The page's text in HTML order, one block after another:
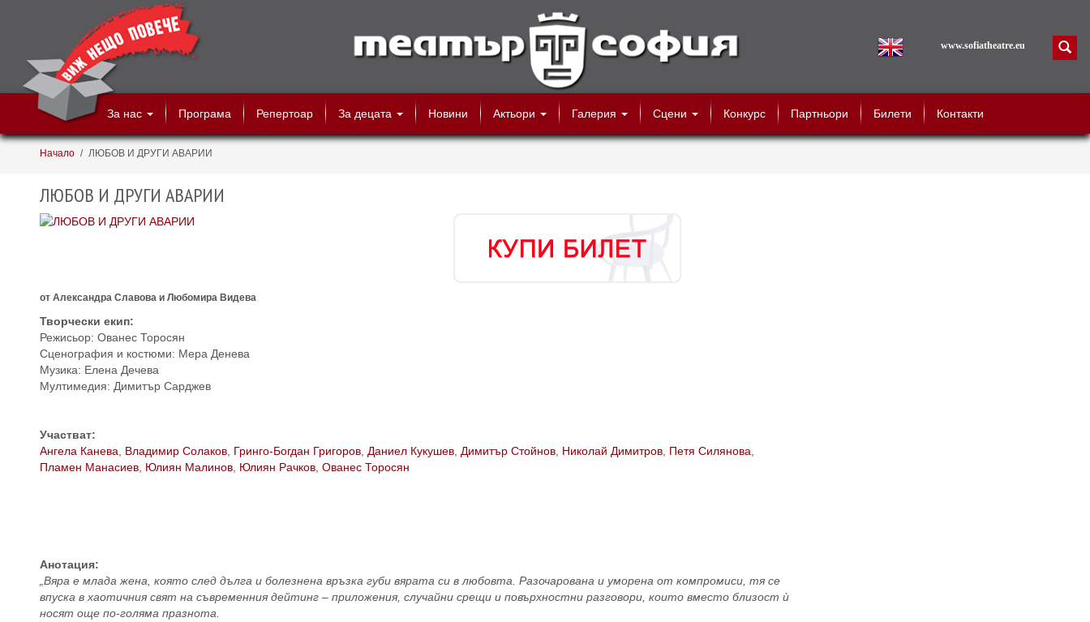
www.sofiatheatre.eu
За нас Програма Репертоар За децата Новини Актьори Галерия Сцени Конкурс Партньори Билети Контакти
Начало / ЛЮБОВ И ДРУГИ АВАРИИ
ЛЮБОВ И ДРУГИ АВАРИИ
от Александра Славова и Любомира Видева
Творчески екип:
Режисьор: Ованес Торосян
Сценография и костюми: Мера Денева
Музика: Елена Дечева
Мултимедия: Димитър Сарджев
Участват:
Ангела Канева
Владимир Солаков, Гринго-Богдан Григоров, Даниел Кукушев, Димитър Стойнов, Николай Димитров, Петя Силянова
Пламен Манасиев, Юлиян Малинов, Юлиян Рачков, Ованес Торосян
Анотация:
„Вяра е млада жена, която след дълга и болезнена връзка губи вярата си в любовта. Разочарована и уморена от компромиси, тя се
впуска в хаотичния свят на съвременния дейтинг – приложения, случайни срещи и повърхностни разговори, които вместо близост ѝ
носят още по-голяма празнота.